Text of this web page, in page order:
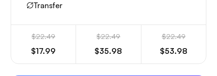
Transfer
$22.49
$17.99
$22.49
$35.98
$22.49
$53.98